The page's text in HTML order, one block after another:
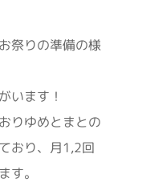
祭りの準備の様
います！
りゆめとまとの
おり、月1,2回
す。